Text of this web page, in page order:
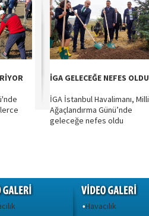
İGA GELECEĞE NEFES OLDU
İGA İstanbul Havalimanı, Milli
Ağaçlandırma Günü’nde
geleceğe nefes oldu
•Havacılık